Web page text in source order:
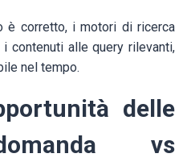
è corretto, i motori di ricerca
contenuti alle query rilevanti,
nel tempo.
delle
vs